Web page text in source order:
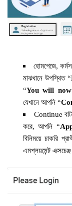
হোমপেজে,
মাঝখানে উপস্থিত “
“You will
যেখানে আপনি “
Continue
করে, আপনি “
বিনিময়ে চাকরি
এমপ্লয়মেন্ট